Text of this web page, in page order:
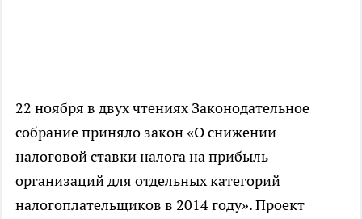
22 ноября в двух чтениях Законодательное
собрание приняло закон «О снижении
налоговой ставки налога на прибыль
организаций для отдельных категорий
налогоплательщиков в 2014 году». Проект